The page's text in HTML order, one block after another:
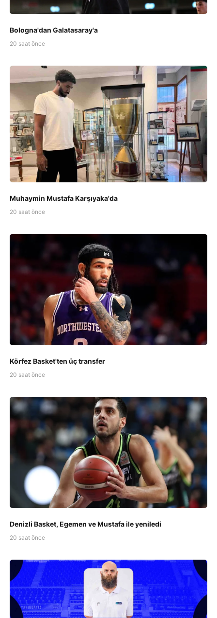
Bologna'dan Galatasaray'a
20 saat önce
Muhaymin Mustafa Karşıyaka'da
20 saat önce
Körfez Basket'ten üç transfer
20 saat önce
Denizli Basket, Egemen ve Mustafa ile yeniledi
20 saat önce